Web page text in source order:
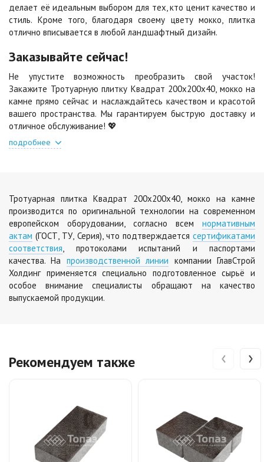
Черная
Цена по запросу
Черно-белая
Цена по запросу
Цена по запросу Цена по запросу
Яшма
Цена по запросу
делает её идеальным выбором для тех, кто ценит качество и
стиль. Кроме того, благодаря своему цвету мокко, плитка
отлично вписывается в любой ландшафтный дизайн.
Заказывайте сейчас!
Не упустите возможность преобразить свой участок!
Закажите Тротуарную плитку Квадрат 200х200х40, мокко на
камне прямо сейчас и наслаждайтесь качеством и красотой
вашего пространства. Мы гарантируем быструю доставку и
отличное обслуживание! 💖
подробнее
Тротуарная плитка Квадрат 200х200х40, мокко на камне
производится по оригинальной технологии на современном
европейском оборудовании, согласно всем нормативным
актам (ГОСТ, ТУ, Серия), что подтверждается сертификатами
соответствия , протоколами испытаний и паспортами
качества. На производственной линии компании ГлавСтрой
Холдинг применяется специально подготовленное сырьё и
особое внимание специалисты обращают на качество
выпускаемой продукции.
Рекомендуем также ‹ ›